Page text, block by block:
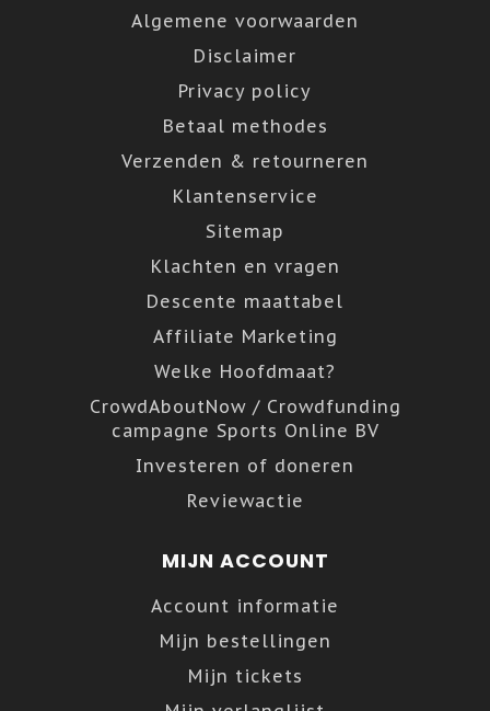
Algemene voorwaarden
Disclaimer
Privacy policy
Betaal methodes
Verzenden & retourneren
Klantenservice
Sitemap
Klachten en vragen
Descente maattabel
Affiliate Marketing
Welke Hoofdmaat?
CrowdAboutNow / Crowdfunding
campagne Sports Online BV
Investeren of doneren
Reviewactie
MIJN ACCOUNT
Account informatie
Mijn bestellingen
Mijn tickets